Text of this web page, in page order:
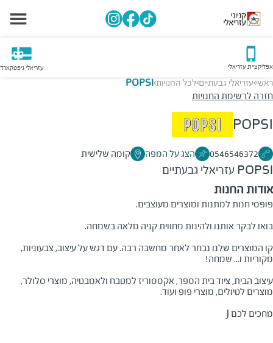
אפליקציית עזריאלי עזריאלי גיפטקארד
ראשי>עזריאלי גבעתיים>לכל החנויות>
POPSI
חזרה לרשימת החנויות
POPSI
0546546372 הצג על המפה קומה שלישית
POPSI עזריאלי גבעתיים
אודות החנות
פופסי חנות למתנות ומוצרים מעוצבים.
בואו לבקר אותנו ולהינות מחווית קניה מלאה בשמחה.
קו המוצרים שלנו נבחר לאחר מחשבה רבה. עם דגש על עיצוב, צבעוניות,
מקוריות ו... שמחה!
עיצוב הבית, ציוד בית הספר, אקססוריז למטבח ולאמבטיה, מוצרי סלולר,
מוצרים לטיולים, מוצרי פופ ועוד.
מחכים לכם J